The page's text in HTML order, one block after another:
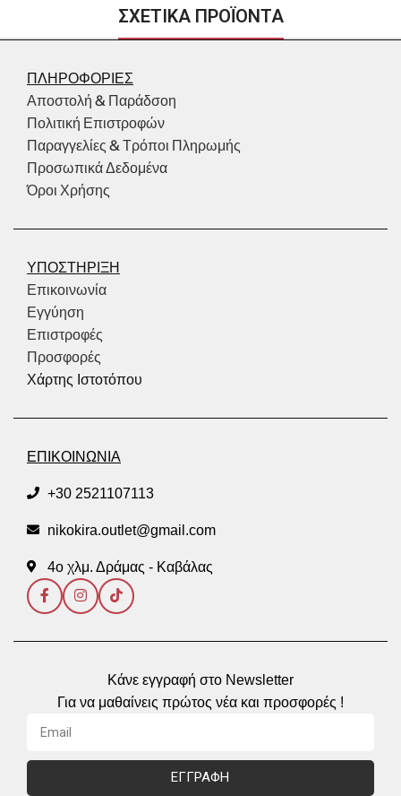
ΣΧΕΤΙΚΑ ΠΡΟΪΟΝΤΑ
ΠΛΗΡΟΦΟΡΙΕΣ
Αποστολή & Παράδσοη
Πολιτική Επιστροφών
Παραγγελίες & Τρόποι Πληρωμής
Προσωπικά Δεδομένα
Όροι Χρήσης
ΥΠΟΣΤΗΡΙΞΗ
Επικοινωνία
Εγγύηση
Επιστροφές
Προσφορές
Χάρτης Ιστοτόπου
ΕΠΙΚΟΙΝΩΝΙΑ
+30 2521107113
nikokira.outlet@gmail.com
4ο χλμ. Δράμας - Καβάλας
Κάνε εγγραφή στο Newsletter
Για να μαθαίνεις πρώτος νέα και προσφορές !
ΕΓΓΡΑΦΗ